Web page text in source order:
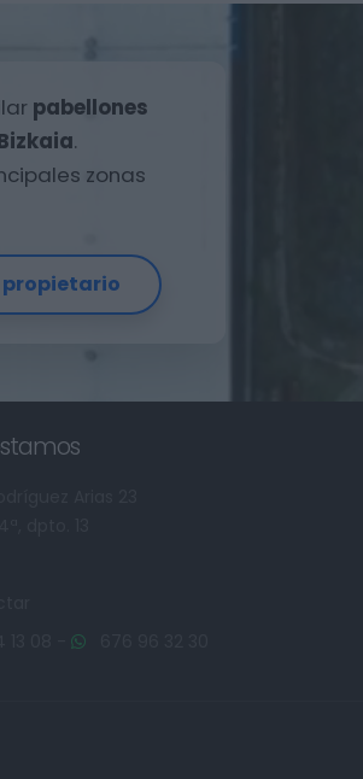
pabellones
.
zonas
propietario